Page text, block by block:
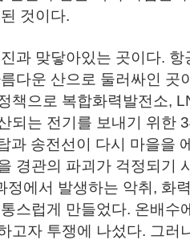
것이다.
과 맞닿아있는 곳이다.
다운 산으로 둘러싸인 곳
책으로 복합화력발전소,
되는 전기를 보내기 위한
과 송전선이 다시 마을을
경관의 파괴가 걱정되기
에서 발생하는 악취, 화
스럽게 만들었다. 온배수
고자 투쟁에 나섰다. 그